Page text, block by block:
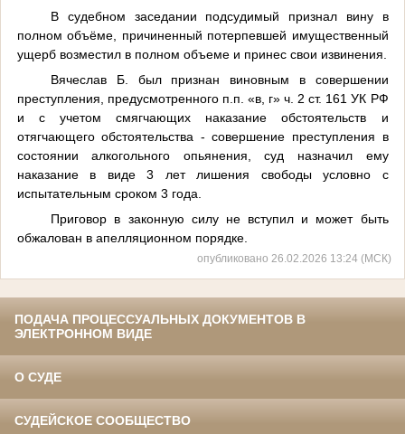
В судебном заседании подсудимый признал вину в
полном объёме, причиненный потерпевшей имущественный
ущерб возместил в полном объеме и принес свои извинения.
Вячеслав Б. был признан виновным в совершении
преступления, предусмотренного п.п. «в, г» ч. 2 ст. 161 УК РФ
и с учетом смягчающих наказание обстоятельств и
отягчающего обстоятельства -совершение преступления в
состоянии алкогольного опьянения, суд назначил ему
наказание в виде 3 лет лишения свободы условно с
испытательным сроком 3 года.
Приговор в законную силу не вступил и может быть
обжалован в апелляционном порядке.
опубликовано 26.02.2026 13:24 (МСК)
ПОДАЧА ПРОЦЕССУАЛЬНЫХ ДОКУМЕНТОВ В
ЭЛЕКТРОННОМ ВИДЕ
О СУДЕ
СУДЕЙСКОЕ СООБЩЕСТВО